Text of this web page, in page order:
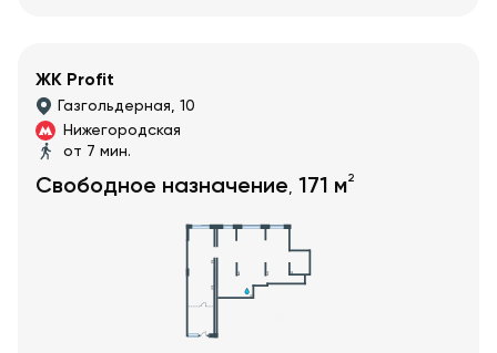
ЖК Profit
Газгольдерная, 10
Нижегородская
от 7 мин.
Свободное назначение 171 м2